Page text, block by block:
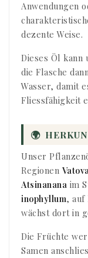
Anwendungen
dezente Weise.
Dieses Öl kann
die Flasche
Wasser, damit
Fliessfähigkeit
🌍
Unser
Regionen
Atsinanana im
inophyllum, auf
wächst dort in
Die Früchte
Samen